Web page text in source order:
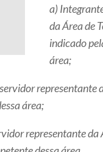
a)
da Área de
indicado
área;
representante
área;
representante da